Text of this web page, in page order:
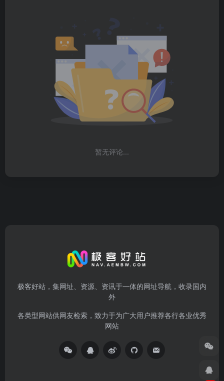
暂无评论...
极客好站，集网址、资源、资讯于一体的网址导航，收录国内
外
各类型网站供网友检索，致力于为广大用户推荐各行各业优秀
网站